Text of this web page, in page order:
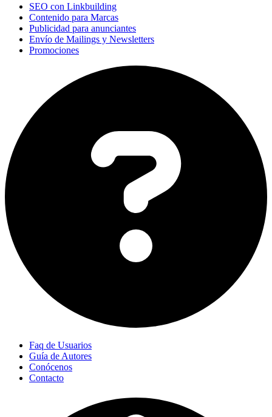
SEO con Linkbuilding
Contenido para Marcas
Publicidad para anunciantes
Envío de Mailings y Newsletters
Promociones
Faq de Usuarios
Guía de Autores
Conócenos
Contacto